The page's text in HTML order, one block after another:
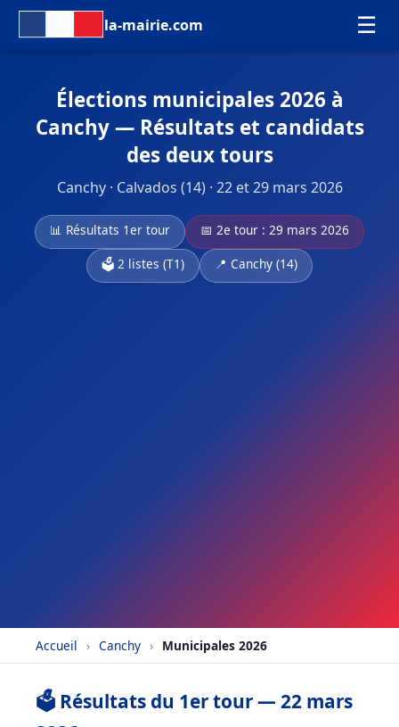
la-mairie.com ☰
Élections municipales 2026 à
Canchy — Résultats et candidats
des deux tours
Canchy · Calvados (14) · 22 et 29 mars 2026
📊 Résultats 1er tour
📅 2e tour : 29 mars 2026
🗳️ 2 listes (T1)
📍 Canchy (14)
Accueil › Canchy › Municipales 2026
🗳️ Résultats du 1er tour — 22 mars